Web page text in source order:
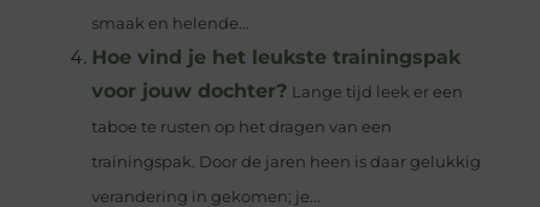
smaak en helende...
Hoe vind je het leukste trainingspak
voor jouw dochter? Lange tijd leek er een
taboe te rusten op het dragen van een
trainingspak. Door de jaren heen is daar gelukkig
verandering in gekomen; je...